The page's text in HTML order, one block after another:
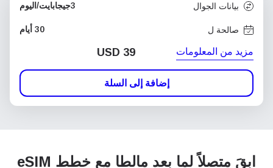
بيانات الجوال 3جيجابايت/اليوم
صالحة ل 30 أيام
مزيد من المعلومات USD 39
إضافة إلى السلة
ابقَ متصلاً لما بعد مالطا مع خطط eSIM